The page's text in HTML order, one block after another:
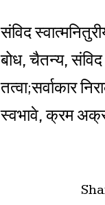
संविद
बोध, चैतन्य,
तत्वा;सर्वाकार
स्वभावे, क्रम